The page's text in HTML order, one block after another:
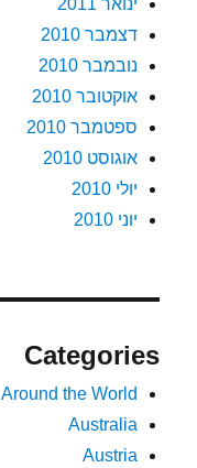
ינואר 2011
דצמבר 2010
נובמבר 2010
אוקטובר 2010
ספטמבר 2010
אוגוסט 2010
יולי 2010
יוני 2010
Categories
Around the World
Australia
Austria